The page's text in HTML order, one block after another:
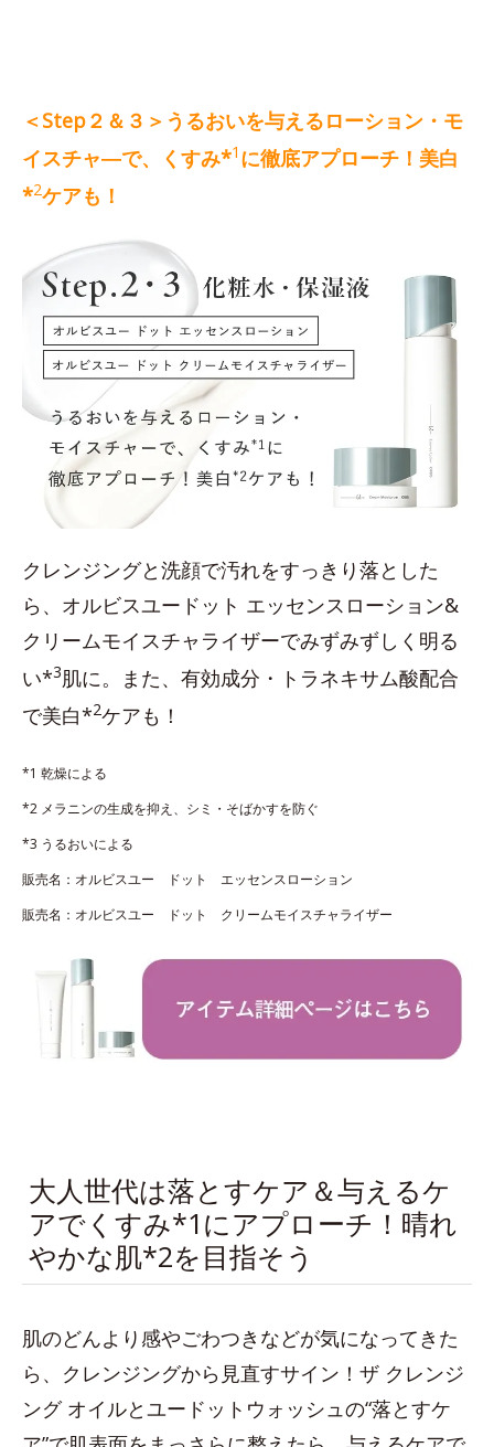
＜Step２＆３＞うるおいを与えるローション・モ
イスチャ―で、くすみ*1 に徹底アプローチ！美白
*2ケアも！
クレンジングと洗顔で汚れをすっきり落とした
ら、オルビスユードット エッセンスローション&
クリームモイスチャライザーでみずみずしく明る
い*3肌に。また、有効成分・トラネキサム酸配合
で美白*2ケアも！
*1 乾燥による
*2 メラニンの生成を抑え、シミ・そばかすを防ぐ
*3 うるおいによる
販売名：オルビスユー ドット エッセンスローション
販売名：オルビスユー ドット クリームモイスチャライザー
大人世代は落とすケア＆与えるケ
アでくすみ*1にアプローチ！晴れ
やかな肌*2を目指そう
肌のどんより感やごわつきなどが気になってきた
ら、クレンジングから見直すサイン！ザ クレンジ
ング オイルとユードットウォッシュの“落とすケ